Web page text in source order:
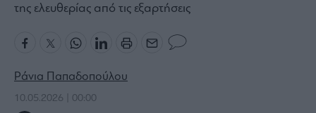
Wiseman
301
My
της ελευθερίας από τις εξαρτήσεις
Ράνια Παπαδοπούλου
10.05.2026 | 00:00